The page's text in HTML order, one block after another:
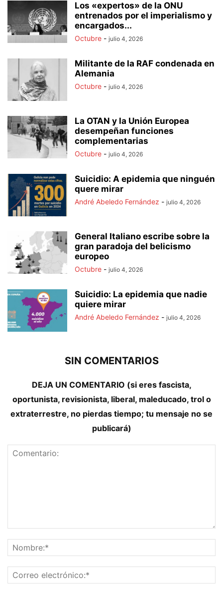
Los «expertos» de la ONU
entrenados por el imperialismo y
encargados...
Octubre - julio 4, 2026
Militante de la RAF condenada en
Alemania
Octubre - julio 4, 2026
La OTAN y la Unión Europea
desempeñan funciones
complementarias
Octubre - julio 4, 2026
Suicidio: A epidemia que ninguén
quere mirar
André Abeledo Fernández - julio 4, 2026
General Italiano escribe sobre la
gran paradoja del belicismo
europeo
Octubre - julio 4, 2026
Suicidio: La epidemia que nadie
quiere mirar
André Abeledo Fernández - julio 4, 2026
SIN COMENTARIOS
DEJA UN COMENTARIO (si eres fascista,
oportunista, revisionista, liberal, maleducado, trol o
extraterrestre, no pierdas tiempo; tu mensaje no se
publicará)